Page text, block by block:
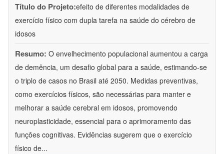
Título do Projeto:efeito de diferentes modalidades de
exercício físico com dupla tarefa na saúde do cérebro de
idosos
Resumo: O envelhecimento populacional aumentou a carga
de demência, um desafio global para a saúde, estimando-se
o triplo de casos no Brasil até 2050. Medidas preventivas,
como exercícios físicos, são necessárias para manter e
melhorar a saúde cerebral em idosos, promovendo
neuroplasticidade, essencial para o aprimoramento das
funções cognitivas. Evidências sugerem que o exercício
físico de...